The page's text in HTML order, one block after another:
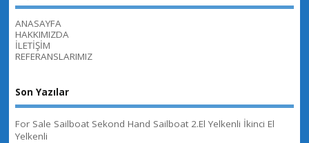
ANASAYFA
HAKKIMIZDA
İLETİŞİM
REFERANSLARIMIZ
Son Yazılar
For Sale Sailboat Sekond Hand Sailboat 2.El Yelkenli İkinci El
Yelkenli